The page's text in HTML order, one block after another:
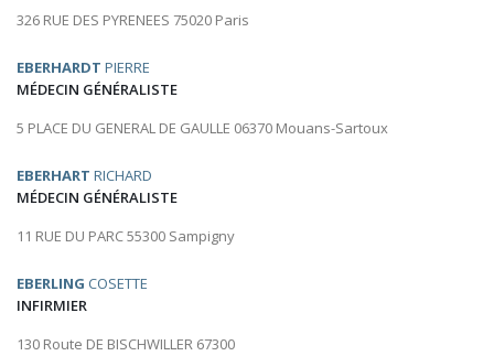
326 RUE DES PYRENEES 75020 Paris
EBERHARDT PIERRE
MÉDECIN GÉNÉRALISTE
5 PLACE DU GENERAL DE GAULLE 06370 Mouans-Sartoux
EBERHART RICHARD
MÉDECIN GÉNÉRALISTE
11 RUE DU PARC 55300 Sampigny
EBERLING COSETTE
INFIRMIER
130 Route DE BISCHWILLER 67300